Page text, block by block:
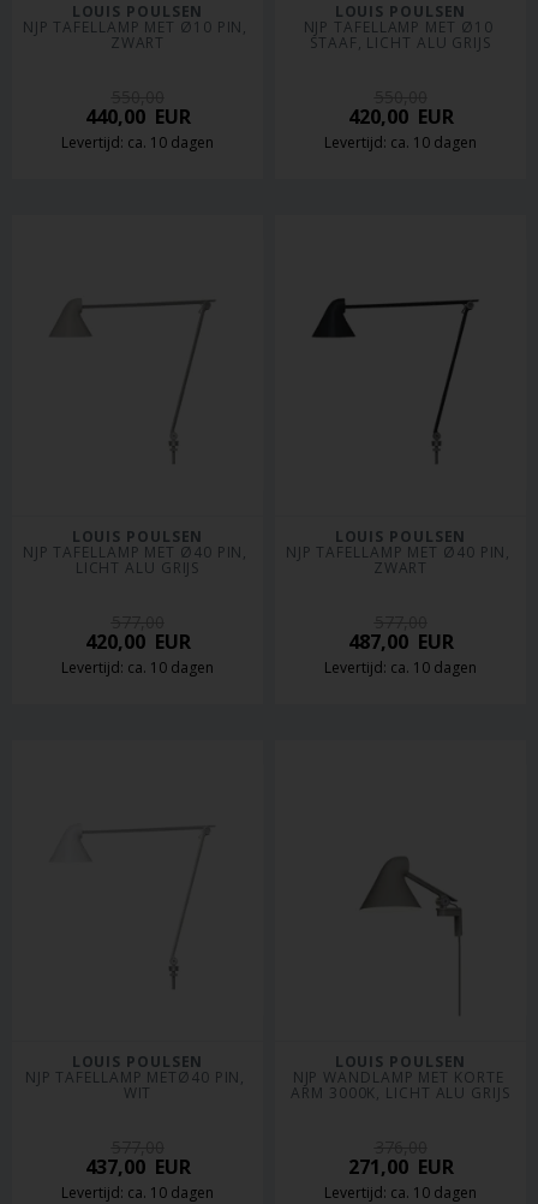
LOUIS POULSEN
NJP TAFELLAMP MET Ø10 PIN,
ZWART
440,00EUR
Levertijd: ca. 10 dagen
LOUIS POULSEN
NJP TAFELLAMP MET Ø10
STAAF, LICHT ALU GRIJS
420,00EUR
Levertijd: ca. 10 dagen
LOUIS POULSEN
NJP TAFELLAMP MET Ø40 PIN,
LICHT ALU GRIJS
420,00EUR
Levertijd: ca. 10 dagen
LOUIS POULSEN
NJP TAFELLAMP MET Ø40 PIN,
ZWART
487,00EUR
Levertijd: ca. 10 dagen
LOUIS POULSEN
NJP TAFELLAMP METØ40 PIN,
WIT
437,00EUR
Levertijd: ca. 10 dagen
LOUIS POULSEN
NJP WANDLAMP MET KORTE
ARM 3000K, LICHT ALU GRIJS
271,00EUR
Levertijd: ca. 10 dagen